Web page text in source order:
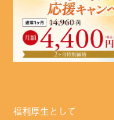
福利厚生として